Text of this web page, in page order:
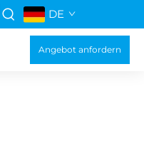
DE
Angebot anfordern